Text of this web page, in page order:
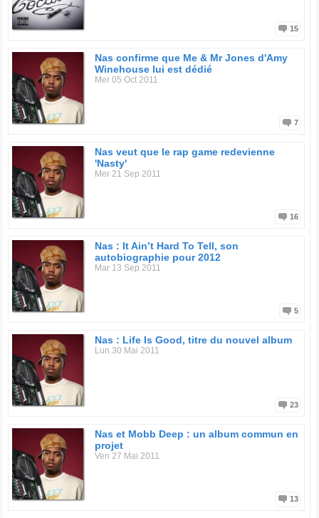
15
Nas confirme que Me & Mr Jones d'Amy
Winehouse lui est dédié
Mer 05 Oct 2011
7
Nas veut que le rap game redevienne
'Nasty'
Mer 21 Sep 2011
16
Nas : It Ain’t Hard To Tell, son
autobiographie pour 2012
Mar 13 Sep 2011
5
Nas : Life Is Good, titre du nouvel album
Lun 30 Mai 2011
23
Nas et Mobb Deep : un album commun en
projet
Ven 27 Mai 2011
13